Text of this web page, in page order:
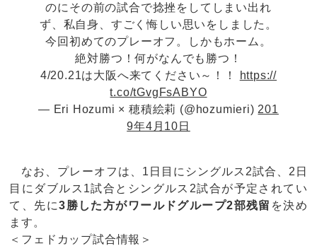
のにその前の試合で捻挫をしてしまい出れ
ず、私自身、すごく悔しい思いをしました。
今回初めてのプレーオフ。しかもホーム。
絶対勝つ！何がなんでも勝つ！
4/20.21は大阪へ来てください～！！
https://
t.co/tGvgFsABYO
— Eri Hozumi × 穂積絵莉 (@hozumieri) 201
9年4月10日
なお、プレーオフは、1日目にシングルス2試合、2日
目にダブルス1試合とシングルス2試合が予定されてい
て、先に3勝した方がワールドグループ2部残留 を決め
ます。
＜フェドカップ試合情報＞